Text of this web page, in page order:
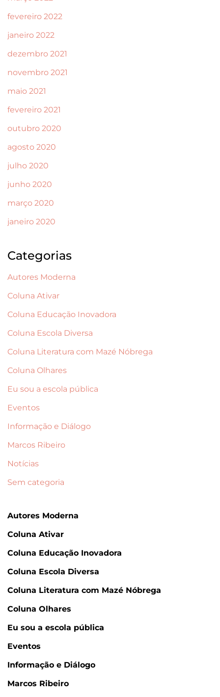
fevereiro 2022
janeiro 2022
dezembro 2021
novembro 2021
maio 2021
fevereiro 2021
outubro 2020
agosto 2020
julho 2020
junho 2020
março 2020
janeiro 2020
Categorias
Autores Moderna
Coluna Ativar
Coluna Educação Inovadora
Coluna Escola Diversa
Coluna Literatura com Mazé Nóbrega
Coluna Olhares
Eu sou a escola pública
Eventos
Informação e Diálogo
Marcos Ribeiro
Notícias
Sem categoria
Autores Moderna
Coluna Ativar
Coluna Educação Inovadora
Coluna Escola Diversa
Coluna Literatura com Mazé Nóbrega
Coluna Olhares
Eu sou a escola pública
Eventos
Informação e Diálogo
Marcos Ribeiro